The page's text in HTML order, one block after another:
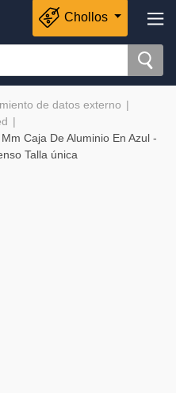
Chollos
de datos externo
Caja De Aluminio En Azul -
Talla única